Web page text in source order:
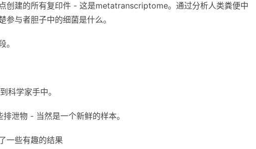
创建的所有复印件 - 这是metatranscriptome。通过分析人类粪便中
与者胆子中的细菌是什么。
。
科学家手中。
泄物 - 当然是一个新鲜的样本。
一些有趣的结果